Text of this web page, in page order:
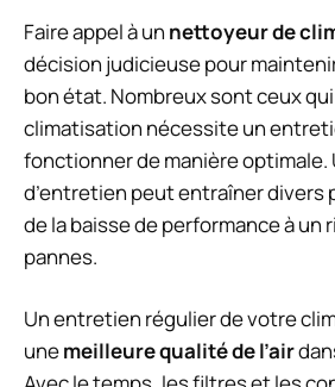
Faire appel à un nettoyeur de
décision judicieuse pour
bon état. Nombreux sont ceux
climatisation nécessite un
fonctionner de manière optimale.
d’entretien peut entraîner divers
de la baisse de performance à un
pannes.
Un entretien régulier de votre
unemeilleure qualité de l’air